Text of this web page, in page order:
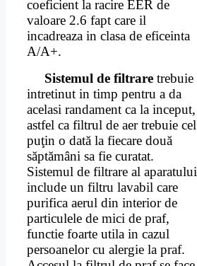
coeficient la racire EER de
valoare 2.6 fapt care il
incadreaza in clasa de eficeinta
A/A+.
Sistemul de filtrare trebuie
intretinut in timp pentru a da
acelasi randament ca la inceput,
astfel ca filtrul de aer trebuie cel
puţin o dată la fiecare două
săptămâni sa fie curatat.
Sistemul de filtrare al aparatului
include un filtru lavabil care
purifica aerul din interior de
particulele de mici de praf,
functie foarte utila in cazul
persoanelor cu alergie la praf.